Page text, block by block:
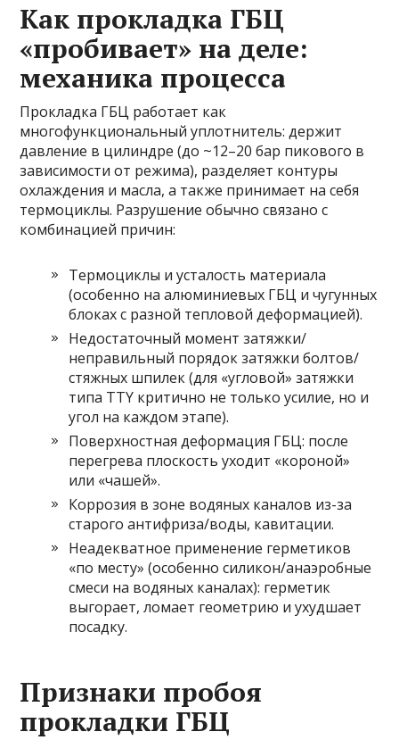
Как прокладка ГБЦ
«пробивает» на деле:
механика процесса
Прокладка ГБЦ работает как
многофункциональный уплотнитель: держит
давление в цилиндре (до ~12–20 бар пикового в
зависимости от режима), разделяет контуры
охлаждения и масла, а также принимает на себя
термоциклы. Разрушение обычно связано с
комбинацией причин:
Термоциклы и усталость материала
(особенно на алюминиевых ГБЦ и чугунных
блоках с разной тепловой деформацией).
Недостаточный момент затяжки/
неправильный порядок затяжки болтов/
стяжных шпилек (для «угловой» затяжки
типа TTY критично не только усилие, но и
угол на каждом этапе).
Поверхностная деформация ГБЦ: после
перегрева плоскость уходит «короной»
или «чашей».
Коррозия в зоне водяных каналов из-за
старого антифриза/воды, кавитации.
Неадекватное применение герметиков
«по месту» (особенно силикон/анаэробные
смеси на водяных каналах): герметик
выгорает, ломает геометрию и ухудшает
посадку.
Признаки пробоя
прокладки ГБЦ